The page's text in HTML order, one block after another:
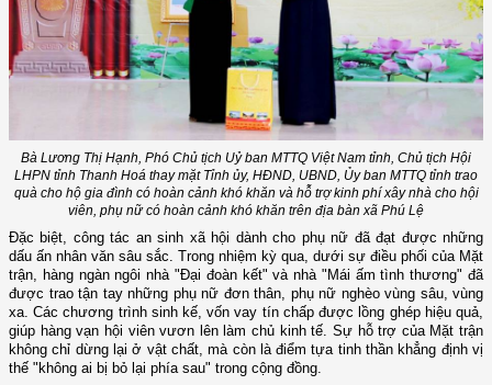
Bà Lương Thị Hạnh, Phó Chủ tịch Uỷ ban MTTQ Việt Nam tỉnh, Chủ tịch Hội
LHPN tỉnh Thanh Hoá thay mặt Tỉnh ủy, HĐND, UBND, Ủy ban MTTQ tỉnh trao
quà cho hộ gia đình có hoàn cảnh khó khăn và hỗ trợ kinh phí xây nhà cho hội
viên, phụ nữ có hoàn cảnh khó khăn trên địa bàn xã Phú Lệ
Đặc biệt, công tác an sinh xã hội dành cho phụ nữ đã đạt được những
dấu ấn nhân văn sâu sắc. Trong nhiệm kỳ qua, dưới sự điều phối của Mặt
trận, hàng ngàn ngôi nhà "Đại đoàn kết" và nhà "Mái ấm tình thương" đã
được trao tận tay những phụ nữ đơn thân, phụ nữ nghèo vùng sâu, vùng
xa. Các chương trình sinh kế, vốn vay tín chấp được lồng ghép hiệu quả,
giúp hàng vạn hội viên vươn lên làm chủ kinh tế. Sự hỗ trợ của Mặt trận
không chỉ dừng lại ở vật chất, mà còn là điểm tựa tinh thần khẳng định vị
thế "không ai bị bỏ lại phía sau" trong cộng đồng.